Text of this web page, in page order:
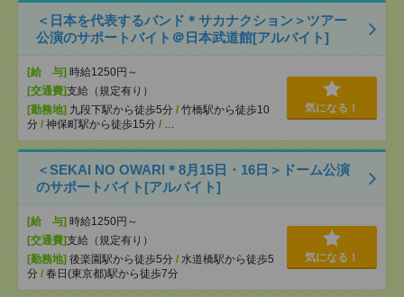
＜日本を代表するバンド＊サカナクション＞ツアー
公演のサポートバイト＠日本武道館[アルバイト]
[給 与] 時給1250円～
[交通費]支給（規定有り）
[勤務地] 九段下駅から徒歩5分 / 竹橋駅から徒歩10
分 / 神保町駅から徒歩15分 / …
気になる！
＜SEKAI NO OWARI＊8月15日・16日＞ドーム公演
のサポートバイト[アルバイト]
[給 与] 時給1250円～
[交通費]支給（規定有り）
[勤務地] 後楽園駅から徒歩5分 / 水道橋駅から徒歩5
分 / 春日(東京都)駅から徒歩7分
気になる！